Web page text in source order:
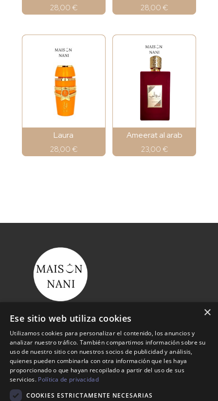
28,00 € 28,00€
Laura
28,00 €
Ameerat al arab
23,00 €
Nosotros
Tienda
Contacto
×
Ese sitio web utiliza cookies
Utilizamos cookies para personalizar el contenido, los anuncios y
analizar nuestro tráfico. También compartimos información sobre su
uso de nuestro sitio con nuestros socios de publicidad y análisis,
quienes pueden combinarla con otra información que les haya
proporcionado o que hayan recopilado a partir del uso de sus
servicios. Política de privacidad
COOKIES ESTRICTAMENTE NECESARIAS